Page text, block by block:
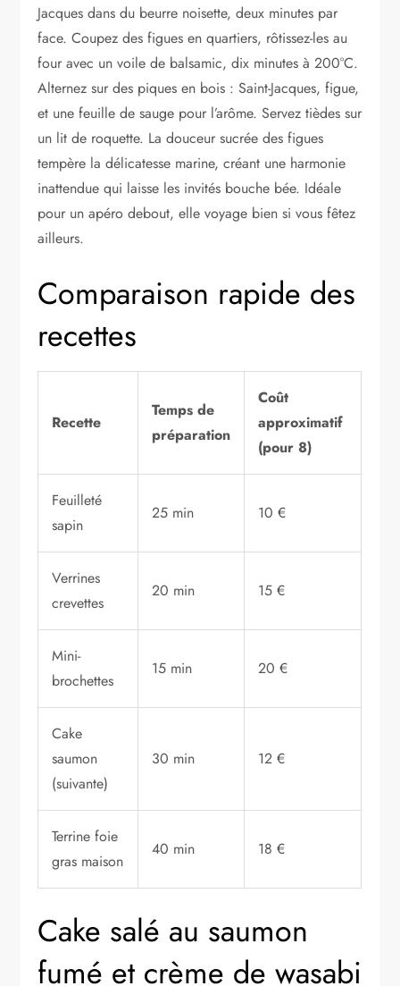
Jacques dans du beurre noisette, deux minutes par
face. Coupez des figues en quartiers, rôtissez-les au
four avec un voile de balsamic, dix minutes à 200°C.
Alternez sur des piques en bois : Saint-Jacques, figue,
et une feuille de sauge pour l’arôme. Servez tièdes sur
un lit de roquette. La douceur sucrée des figues
tempère la délicatesse marine, créant une harmonie
inattendue qui laisse les invités bouche bée. Idéale
pour un apéro debout, elle voyage bien si vous fêtez
ailleurs.
Comparaison rapide des
recettes
Recette
Temps de
préparation
Coût
approximatif
(pour 8)
Feuilleté
sapin
25 min 10 €
Verrines
crevettes
20 min 15 €
Mini-
brochettes
15 min 20 €
Cake
saumon
(suivante)
30 min 12 €
Terrine foie
gras maison
40 min 18 €
Cake salé au saumon
fumé et crème de wasabi